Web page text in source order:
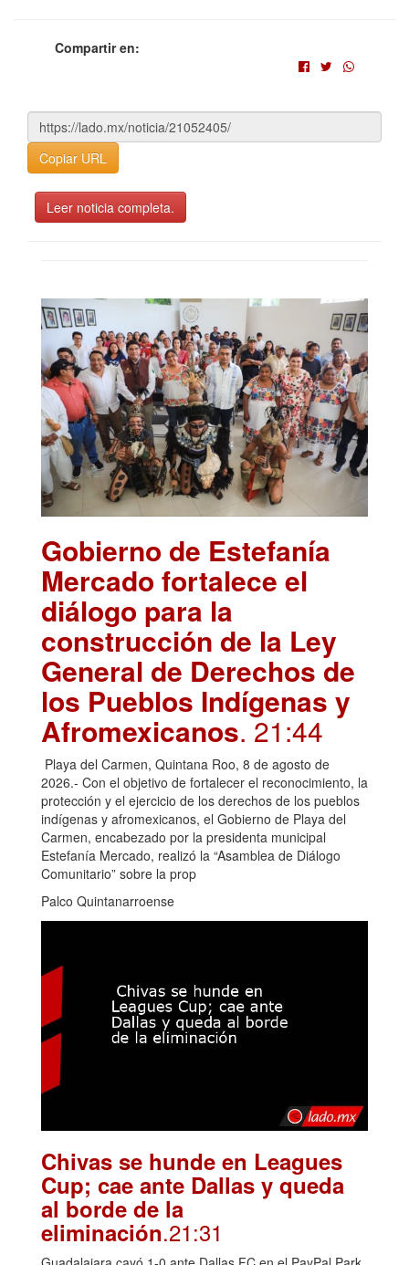
Compartir en:
Copiar URL
Leer noticia completa.
Gobierno de Estefanía
Mercado fortalece el
diálogo para la
construcción de la Ley
General de Derechos de
los Pueblos Indígenas y
Afromexicanos. 21:44
Playa del Carmen, Quintana Roo, 8 de agosto de
2026.- Con el objetivo de fortalecer el reconocimiento, la
protección y el ejercicio de los derechos de los pueblos
indígenas y afromexicanos, el Gobierno de Playa del
Carmen, encabezado por la presidenta municipal
Estefanía Mercado, realizó la “Asamblea de Diálogo
Comunitario” sobre la prop
Palco Quintanarroense
Chivas se hunde en Leagues
Cup; cae ante Dallas y queda
al borde de la
eliminación.21:31